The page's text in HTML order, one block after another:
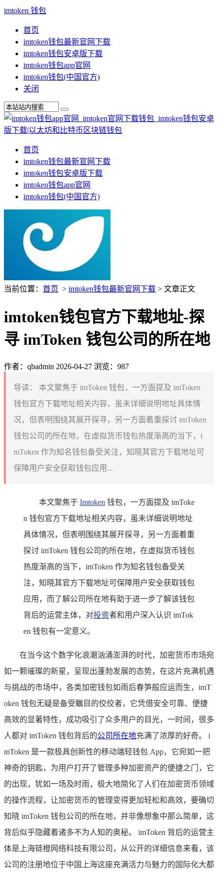
imtoken 钱包
首页
imtoken钱包最新官网下载
imtoken钱包安卓版下载
imtoken钱包app官网
imtoken钱包(中国官方)
关闭
首页
imtoken钱包最新官网下载
imtoken钱包安卓版下载
imtoken钱包app官网
imtoken钱包(中国官方)
当前位置： 首页 > imtoken钱包最新官网下载 > 文章正文
imtoken钱包官方下载地址-探
寻 imToken 钱包公司的所在地
作者：qbadmin 2026-04-27 浏览：987
导读：
本文聚焦于 imToken 钱包，一方面提及 imToken
钱包官方下载地址相关内容，虽未详细说明地址具体情
况，但表明围绕其展开探寻，另一方面着重探讨 imToken
钱包公司的所在地，在虚拟货币钱包热度渐高的当下，i
mToken 作为知名钱包备受关注，知晓其官方下载地址可
保障用户安全获取钱包应用...
本文聚焦于 Imtoken 钱包，一方面提及 imToke
n 钱包官方下载地址相关内容，虽未详细说明地址
具体情况，但表明围绕其展开探寻，另一方面着重
探讨 imToken 钱包公司的所在地，在虚拟货币钱包
热度渐高的当下，imToken 作为知名钱包备受关
注，知晓其官方下载地址可保障用户安全获取钱包
应用，而了解公司所在地有助于进一步了解该钱包
背后的运营主体，对投资者和用户深入认识 imTok
en 钱包有一定意义。
在当今这个数字化浪潮汹涌澎湃的时代，加密货币市场宛
如一颗璀璨的新星，呈现出蓬勃发展的态势，在这片充满机遇
与挑战的市场中，各类加密钱包如雨后春笋般应运而生，imT
oken 钱包无疑是备受瞩目的佼佼者，它凭借安全可靠、便捷
高效的显著特性，成功吸引了众多用户的目光，一时间，很多
人都对 imToken 钱包背后的公司所在地充满了浓厚的好奇。 i
mToken 是一款极具创新性的移动端轻钱包 App，它宛如一把
神奇的钥匙，为用户打开了管理多种加密资产的便捷之门，它
的出现，犹如一场及时雨，极大地简化了人们在加密货币领域
的操作流程，让加密货币的管理变得更加轻松和高效，要确切
知晓 imToken 钱包公司的所在地，并非像想象中那么简单，这
背后似乎隐藏着诸多不为人知的奥秘。 imToken 背后的运营主
体是上海链橙网络科技有限公司，从公开的详细信息来看，该
公司的注册地位于中国上海这座充满活力与魅力的国际化大都